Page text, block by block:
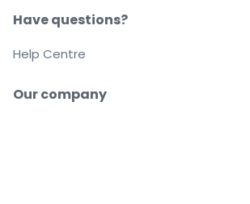
Our company
Have questions?
Help Centre